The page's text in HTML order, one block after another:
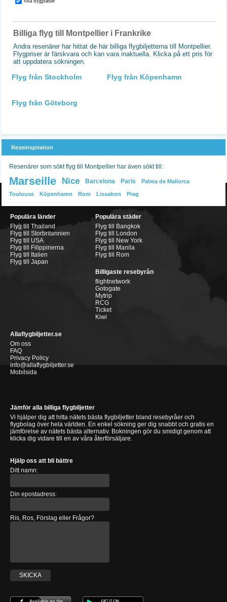
Billiga flyg till Montpellier i Frankrike
Andra resenärer har hittat de här billiga flygbiljetterna till Montpellier.
Flygpriser är färskvara och kan vara inaktuella. Klicka på ett pris för
att uppdatera sökningen.
Flyg från Stockholm Flyg från Köpenhamn
Flyg från Göteborg
Reseinspiration
Resenärer som sökt flyg till Montpellier har även sökt till:
Marseille Nice Barcelona Paris Palma de Mallorca
Toulouse Köpenhamn Rom Lissabon Prag
Populära länder
Flyg till Thailand
Flyg till Storbritannien
Flyg till USA
Flyg till Filippinerna
Flyg till Italien
Flyg till Japan
Populära städer
Flyg till Bangkok
Flyg till London
Flyg till New York
Flyg till Manila
Flyg till Rom
Billigaste resebyrån
flightnetwork
Gotogate
Mytrip
RCG
Ticket
Kiwi
Allaflygbiljetter.se
Om oss
FAQ
Privacy Policy
info@allaflygbiljetter.se
Mobilsida
Jämför alla billiga flygbiljetter
Vi hjälper dig att hitta nätets bästa flygbiljetter bland resebyråer och
flygbolag över hela världen. En enkel sökning ger dig snabbt och gratis en
jämförelse av nätets bästa alternativ. Bokningen gör du smidigt genom att
klicka dig vidare till en av våra återförsäljare.
Hjälp oss att bli bättre
Ditt namn:
Din epostadress:
Ris, Ros, Förslag eller Frågor?
SKICKA